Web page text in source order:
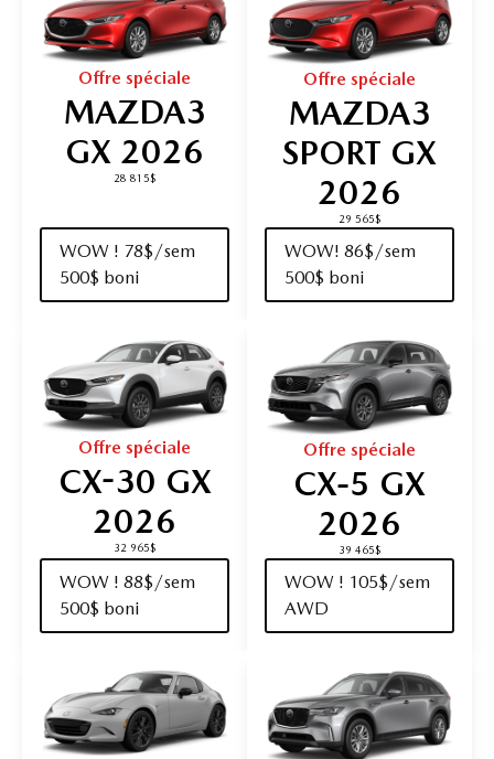
Offre spéciale
MAZDA3
GX 2026
28 815$
WOW ! 78$/sem
500$ boni
Offre spéciale
MAZDA3
SPORT GX
2026
29 565$
WOW! 86$/sem
500$ boni
Offre spéciale
CX-30 GX
2026
32 965$
WOW ! 88$/sem
500$ boni
Offre spéciale
CX‑5 GX
2026
39 465$
WOW ! 105$/sem
AWD